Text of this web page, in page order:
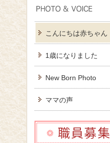
こんにちは赤ちゃん
1歳になりました
New Born Photo
ママの声